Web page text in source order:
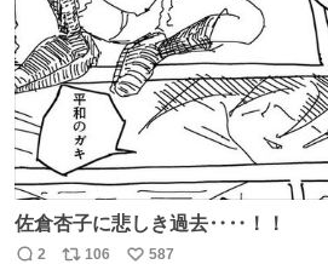
佐倉杏子に悲しき過去‥‥！！
2 106
587